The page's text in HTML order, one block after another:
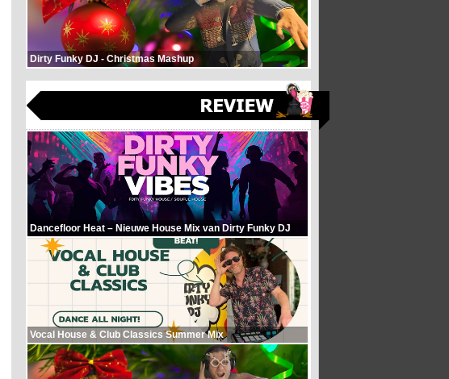
Dirty Funky DJ - Christmas Mashup
Dancefloor Heat – Nieuwe House Mix van Dirty Funky DJ
Vocal House & Club Classics Summer Mix